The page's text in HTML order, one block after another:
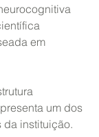
neurocognitiva
um dos
instituição.